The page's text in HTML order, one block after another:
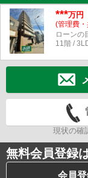
***万円
(管理費
ローンの
11階 /
現状の確
無料会員登録
会員